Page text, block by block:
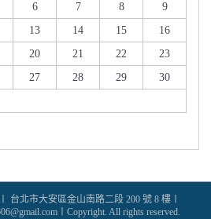
6 7 8
9
13 14 15
16
20 21 22
23
27 28 29
30
台北市大安區金山南路二段 200 號 8 樓〡
〡Copyright. All rights reserved.